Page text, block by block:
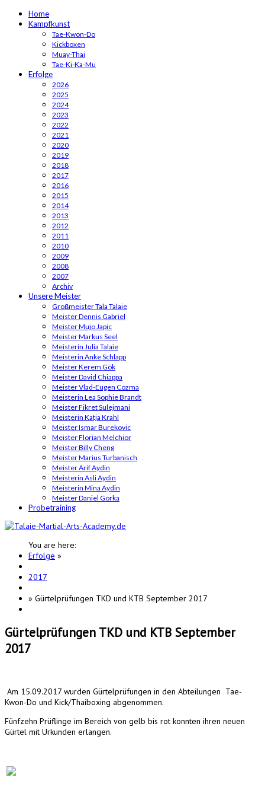
Home
Kampfkunst
Tae-Kwon-Do
Kickboxen
Muay-Thai
Tae-Ki-Ka-Mu
Erfolge
2026
2025
2024
2023
2022
2021
2020
2019
2018
2017
2016
2015
2014
2013
2012
2011
2010
2009
2008
2007
Archiv
Unsere Meister
Großmeister Tala Talaie
Meister Dennis Gabriel
Meister Mujo Japic
Meister Markus Seel
Meisterin Julia Talaie
Meisterin Anke Schlapp
Meister Kerem Gök
Meister David Chiappa
Meister Vlad-Eugen Cozma
Meisterin Lea Sophie Brandt
Meister Fikret Sulejmani
Meisterin Katja Krahl
Meister Ismar Burekovic
Meister Florian Melchior
Meister Billy Cheng
Meister Marius Turbanisch
Meister Arif Aydin
Meisterin Asli Aydin
Meisterin Mina Aydin
Meister Daniel Gorka
Probetraining
You are here:
Erfolge »
2017
» Gürtelprüfungen TKD und KTB September 2017
Gürtelprüfungen TKD und KTB September
2017
Am 15.09.2017 wurden Gürtelprüfungen in den Abteilungen Tae-
Kwon-Do und Kick/Thaiboxing abgenommen.
Fünfzehn Prüflinge im Bereich von gelb bis rot konnten ihren neuen
Gürtel mit Urkunden erlangen.